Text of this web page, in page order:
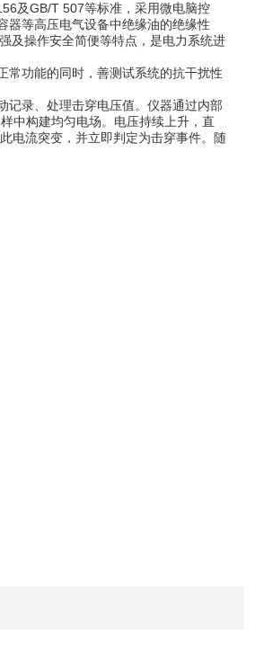
及GB/T 507等标准，采用微电脑控
器等高压电气设备中绝缘油的绝缘性
及操作安全简便等特点，是电力系统进
常功能的同时，善测试系统的抗干扰性
记录、处理击穿电压值。仪器通过内部
中构建均匀电场。电压持续上升，直
电流突变，并立即判定为击穿事件。随